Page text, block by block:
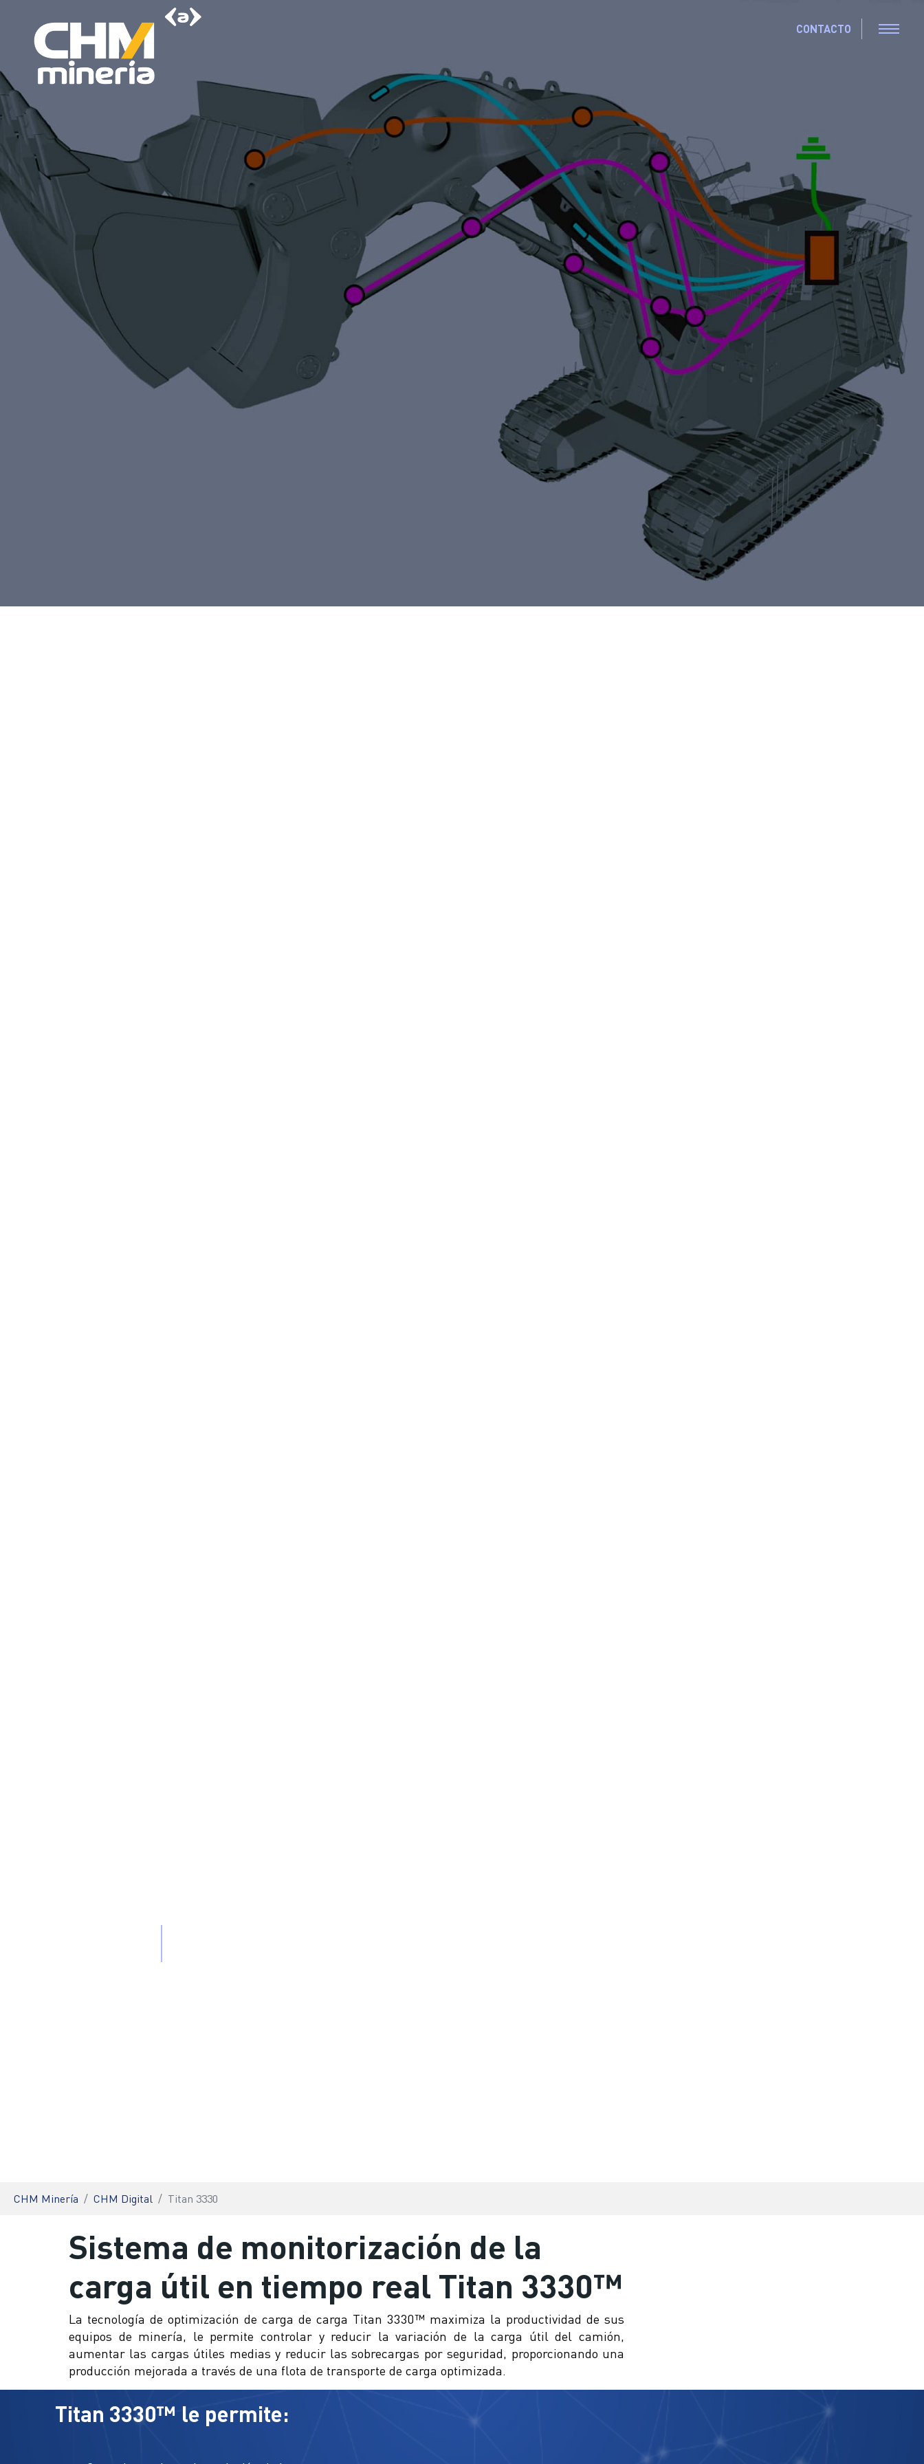
CONTACTO
CHM Minería CHM Digital Titan 3330
Sistema de monitorización de la
carga útil en tiempo real Titan 3330™
La tecnología de optimización de carga de carga Titan 3330™ maximiza la productividad de sus
equipos de minería, le permite controlar y reducir la variación de la carga útil del camión,
aumentar las cargas útiles medias y reducir las sobrecargas por seguridad, proporcionando una
producción mejorada a través de una flota de transporte de carga optimizada.
Titan 3330™ le permite: